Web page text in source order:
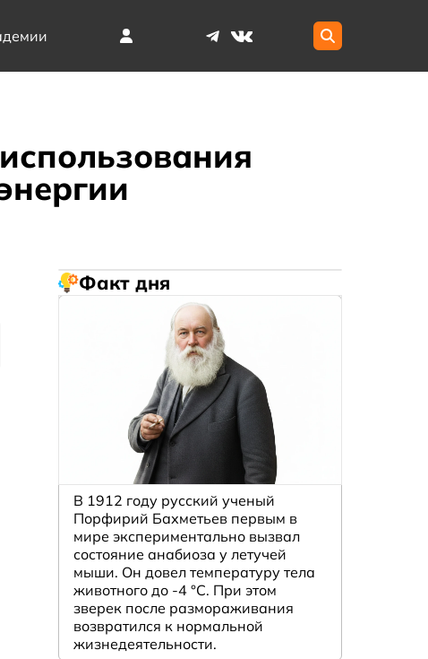
Факт дня
В 1912 году русский ученый
Порфирий Бахметьев первым в
мире экспериментально вызвал
состояние анабиоза у летучей
мыши. Он довел температуру тела
животного до -4 °C. При этом
зверек после размораживания
возвратился к нормальной
жизнедеятельности.